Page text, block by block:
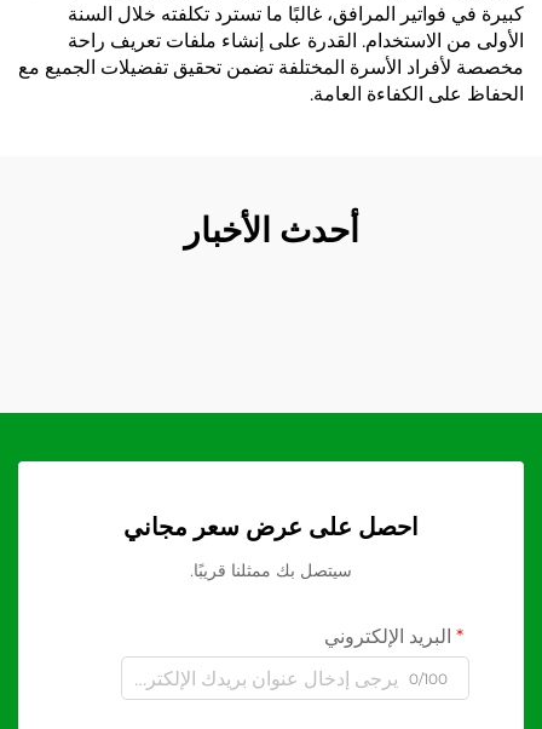
كبيرة في فواتير المرافق، غالبًا ما تسترد تكلفته خلال السنة
الأولى من الاستخدام. القدرة على إنشاء ملفات تعريف راحة
مخصصة لأفراد الأسرة المختلفة تضمن تحقيق تفضيلات الجميع مع
الحفاظ على الكفاءة العامة.
أحدث الأخبار
احصل على عرض سعر مجاني
سيتصل بك ممثلنا قريبًا.
البريد الإلكتروني
0/100